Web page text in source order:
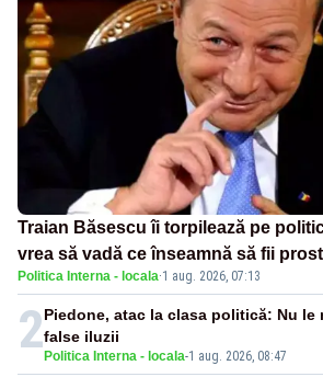
Traian Băsescu îi torpilează pe
vrea să vadă ce înseamnă să fii
România
Politica Interna - locala·1 aug. 2026, 07:13
2 Politica Interna - locala-1 aug. 2026, 08:47
Piedone, atac la clasa politică: Nu le
false iluzii